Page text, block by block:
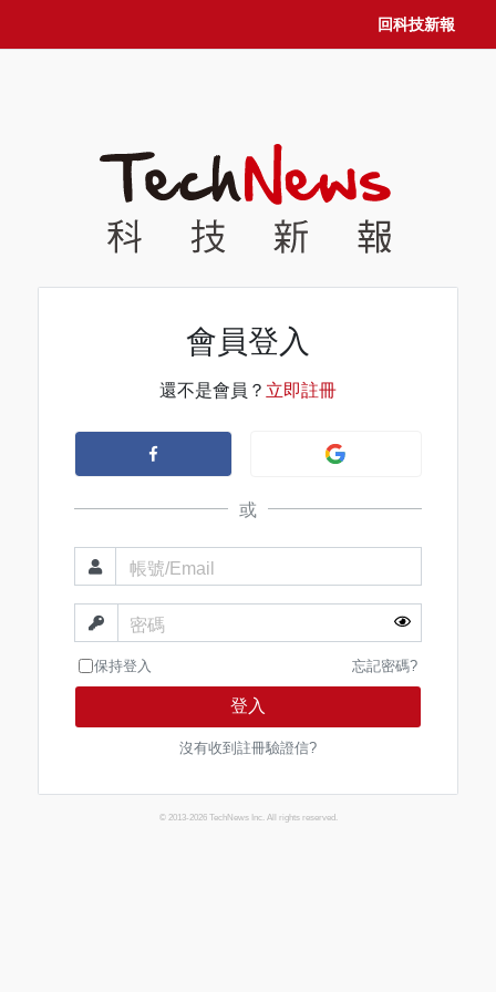
回科技新報
會員登入
還不是會員？ 立即註冊
或
帳號/Email
密碼
保持登入 忘記密碼?
登入
沒有收到註冊驗證信?
© 2013-2026 TechNews Inc. All rights reserved.